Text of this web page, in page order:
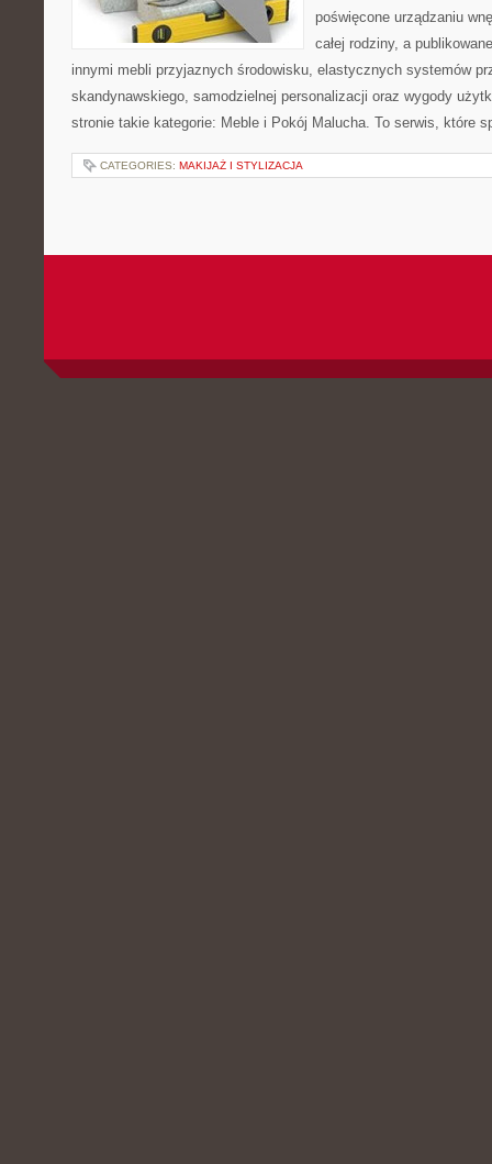
poświęcone urządzaniu
całej rodziny, a
innymi mebli przyjaznych środowisku, elastycznych systemów
skandynawskiego, samodzielnej personalizacji oraz wygody
stronie takie kategorie: Meble i Pokój Malucha. To serwis, które
CATEGORIES: MAKIJAŻ I STYLIZACJA